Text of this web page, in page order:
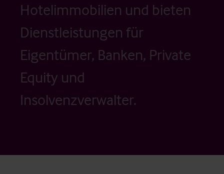
Hotelimmobilien und bieten
Dienstleistungen für
Eigentümer, Banken, Private
Equity und
Insolvenzverwalter.